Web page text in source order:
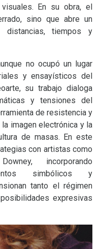
En su obra, el
sino que abre un
distancias, tiempos y
no ocupó un lugar
y ensayísticos del
su trabajo dialoga
y tensiones del
de resistencia y
imagen electrónica y la
de masas. En este
con artistas como
incorporando
simbólicos y
tanto el régimen
expresivas